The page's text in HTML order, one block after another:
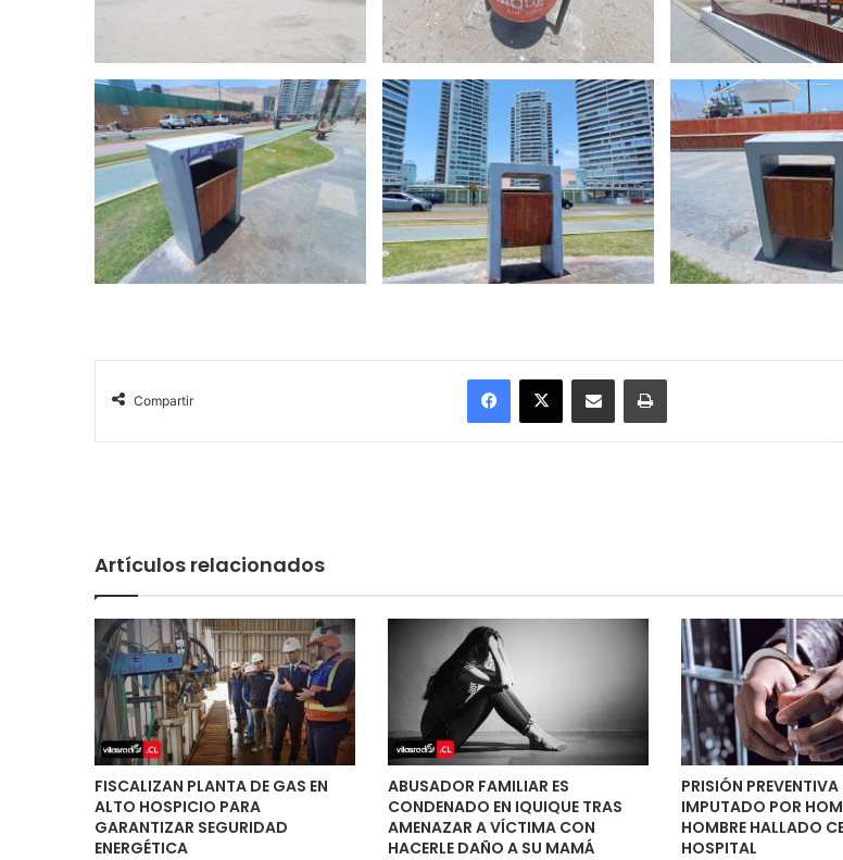
Compartir
Facebook
X Enviar vía email Imprimir
Artículos relacionados
FISCALIZAN PLANTA DE GAS EN
ALTO HOSPICIO PARA
GARANTIZAR SEGURIDAD
ENERGÉTICA
ABUSADOR FAMILIAR ES
CONDENADO EN IQUIQUE TRAS
AMENAZAR A VÍCTIMA CON
HACERLE DAÑO A SU MAMÁ
PRISIÓN
IMPUTADO POR
HOMBRE HALLADO
HOSPITAL